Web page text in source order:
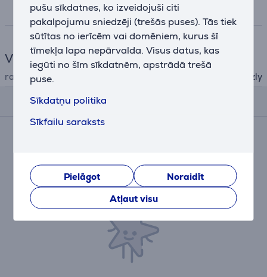
pušu sīkdatnes, ko izveidojuši citi
pakalpojumu sniedzēji (trešās puses). Tās tiek
sūtītas no ierīcēm vai domēniem, kurus šī
tīmekļa lapa nepārvalda. Visus datus, kas
iegūti no šīm sīkdatnēm, apstrādā trešā
puse.
Sīkdatņu politika
Sīkfailu saraksts
Pielāgot
Noraidīt
Atļaut visu
Specifikācija
Vispārējais parametrs
ražotājs Thermal Grizzly
Atsauksmes
ieguldījumu un pirmajam/pirmajai iesniegt savu
atsauksmi par preci.